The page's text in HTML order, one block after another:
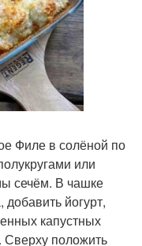
Филе в солёной по
или
сечём. В чашке
добавить йогурт,
капустных
Сверху положить